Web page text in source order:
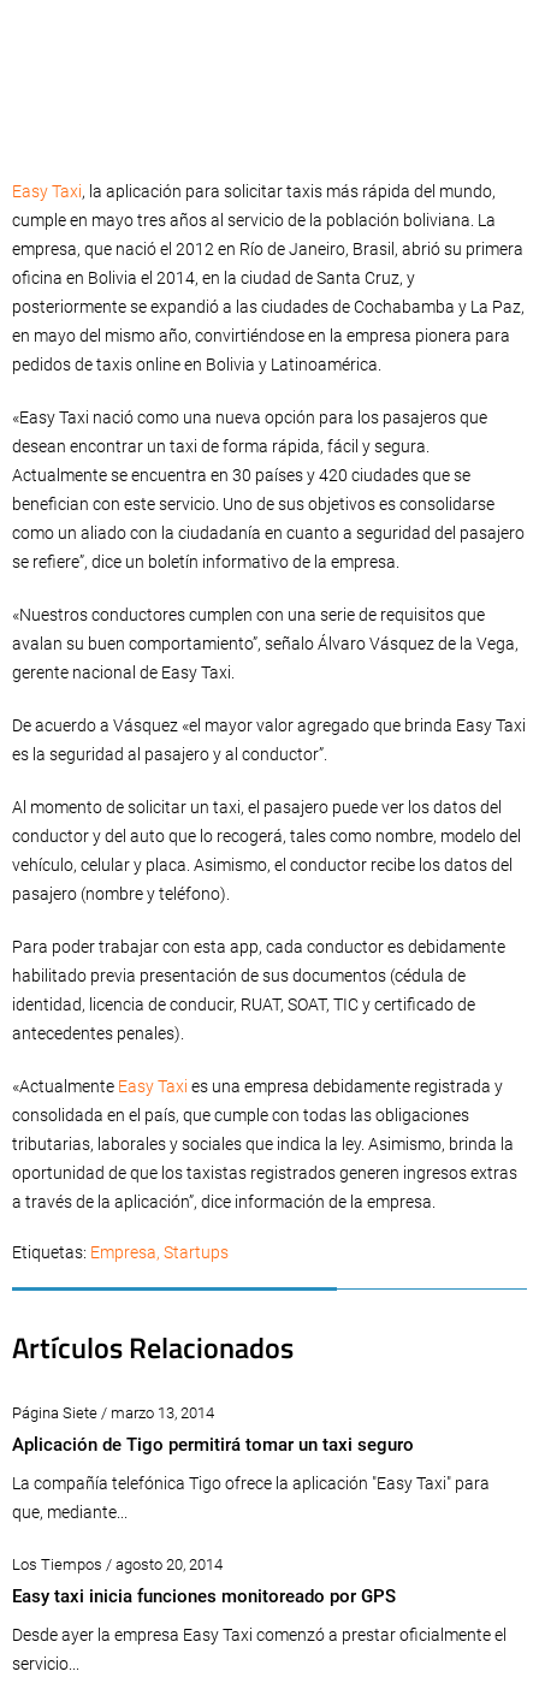
Easy Taxi, la aplicación para solicitar taxis más rápida del mundo,
cumple en mayo tres años al servicio de la población boliviana. La
empresa, que nació el 2012 en Río de Janeiro, Brasil, abrió su primera
oficina en Bolivia el 2014, en la ciudad de Santa Cruz, y
posteriormente se expandió a las ciudades de Cochabamba y La Paz,
en mayo del mismo año, convirtiéndose en la empresa pionera para
pedidos de taxis online en Bolivia y Latinoamérica.
«Easy Taxi nació como una nueva opción para los pasajeros que
desean encontrar un taxi de forma rápida, fácil y segura.
Actualmente se encuentra en 30 países y 420 ciudades que se
benefician con este servicio. Uno de sus objetivos es consolidarse
como un aliado con la ciudadanía en cuanto a seguridad del pasajero
se refiere”, dice un boletín informativo de la empresa.
«Nuestros conductores cumplen con una serie de requisitos que
avalan su buen comportamiento”, señalo Álvaro Vásquez de la Vega,
gerente nacional de Easy Taxi.
De acuerdo a Vásquez «el mayor valor agregado que brinda Easy Taxi
es la seguridad al pasajero y al conductor”.
Al momento de solicitar un taxi, el pasajero puede ver los datos del
conductor y del auto que lo recogerá, tales como nombre, modelo del
vehículo, celular y placa. Asimismo, el conductor recibe los datos del
pasajero (nombre y teléfono).
Para poder trabajar con esta app, cada conductor es debidamente
habilitado previa presentación de sus documentos (cédula de
identidad, licencia de conducir, RUAT, SOAT, TIC y certificado de
antecedentes penales).
«Actualmente Easy Taxi es una empresa debidamente registrada y
consolidada en el país, que cumple con todas las obligaciones
tributarias, laborales y sociales que indica la ley. Asimismo, brinda la
oportunidad de que los taxistas registrados generen ingresos extras
a través de la aplicación”, dice información de la empresa.
Etiquetas: Empresa, Startups
Artículos Relacionados
Página Siete / marzo 13, 2014
Aplicación de Tigo permitirá tomar un taxi seguro
La compañía telefónica Tigo ofrece la aplicación "Easy Taxi" para
que, mediante...
Los Tiempos / agosto 20, 2014
Easy taxi inicia funciones monitoreado por GPS
Desde ayer la empresa Easy Taxi comenzó a prestar oficialmente el
servicio...